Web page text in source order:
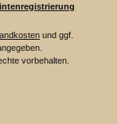
und ggf.
vorbehalten.